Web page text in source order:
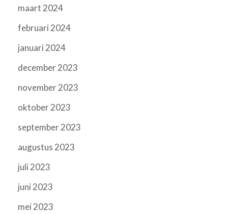
maart 2024
februari 2024
januari 2024
december 2023
november 2023
oktober 2023
september 2023
augustus 2023
juli 2023
juni 2023
mei 2023